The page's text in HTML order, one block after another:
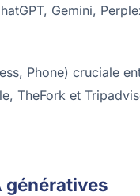
Gemini,
Phone) cruciale
TheFork et
génératives